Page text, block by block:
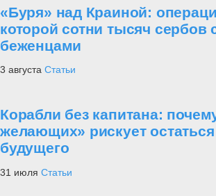
«Буря» над Краиной:
которой сотни тысяч сербов
беженцами
3 августа Статьи
Корабли без капитана:
желающих» рискует остаться
будущего
31 июля Статьи